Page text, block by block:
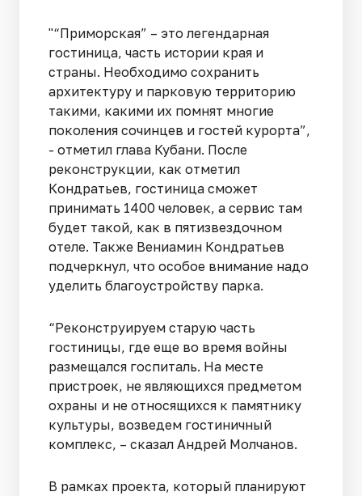
"“Приморская” – это легендарная
гостиница, часть истории края и
страны. Необходимо сохранить
архитектуру и парковую территорию
такими, какими их помнят многие
поколения сочинцев и гостей курорта”,
- отметил глава Кубани. После
реконструкции, как отметил
Кондратьев, гостиница сможет
принимать 1400 человек, а сервис там
будет такой, как в пятизвездочном
отеле. Также Вениамин Кондратьев
подчеркнул, что особое внимание надо
уделить благоустройству парка.
“Реконструируем старую часть
гостиницы, где еще во время войны
размещался госпиталь. На месте
пристроек, не являющихся предметом
охраны и не относящихся к памятнику
культуры, возведем гостиничный
комплекс, – сказал Андрей Молчанов.
В рамках проекта, который планируют